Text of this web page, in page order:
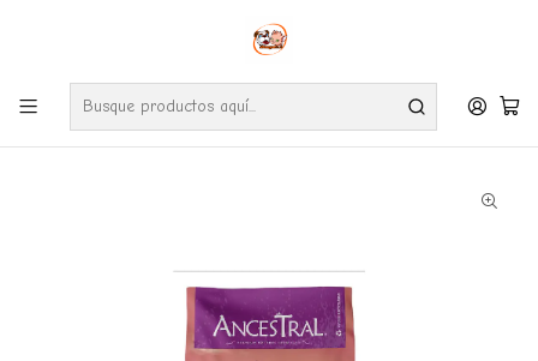
Envíos gratuitos por compras desde $24.990 en la RM (Comunas informadas
Ve nuestras zonas de cobertura diaria.
Inicio Gatos Alimentos Ancestral Gato Adulto 10 Kg